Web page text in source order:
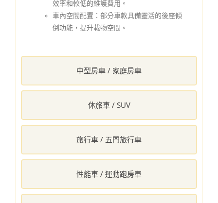
中型房車 / 家庭房車
休旅車 / SUV
旅行車 / 五門旅行車
性能車 / 運動跑房車
效率和較低的維護費用。
車內空間配置：部分車款具備靈活的後座傾
倒功能，提升載物空間。